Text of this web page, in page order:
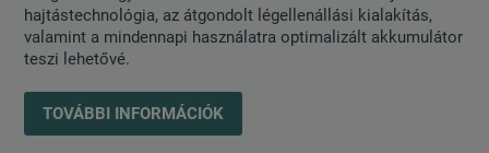
hajtástechnológia, az átgondolt légellenállási kialakítás,
valamint a mindennapi használatra optimalizált akkumulátor
teszi lehetővé.
TOVÁBBI INFORMÁCIÓK